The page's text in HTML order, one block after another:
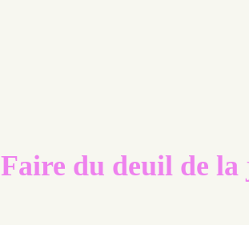
Faire du deuil de la